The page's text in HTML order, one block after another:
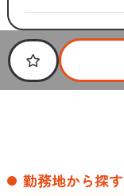
勤務地から探す